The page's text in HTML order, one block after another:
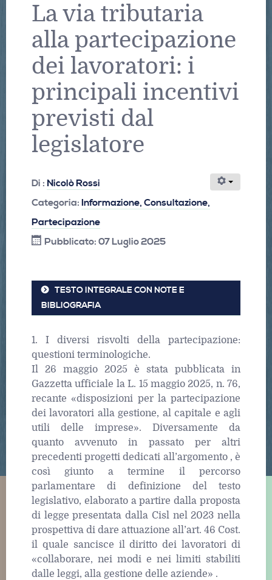
La via tributaria
alla partecipazione
dei lavoratori: i
principali incentivi
previsti dal
legislatore
Di : Nicolò Rossi
Categoria: Informazione, Consultazione,
Partecipazione
Pubblicato: 07 Luglio 2025
TESTO INTEGRALE CON NOTE E
BIBLIOGRAFIA
1. I diversi risvolti della partecipazione:
questioni terminologiche.
Il 26 maggio 2025 è stata pubblicata in
Gazzetta ufficiale la L. 15 maggio 2025, n. 76,
recante «disposizioni per la partecipazione
dei lavoratori alla gestione, al capitale e agli
utili delle imprese». Diversamente da
quanto avvenuto in passato per altri
precedenti progetti dedicati all’argomento , è
così giunto a termine il percorso
parlamentare di definizione del testo
legislativo, elaborato a partire dalla proposta
di legge presentata dalla Cisl nel 2023 nella
prospettiva di dare attuazione all’art. 46 Cost.
il quale sancisce il diritto dei lavoratori di
«collaborare, nei modi e nei limiti stabiliti
dalle leggi, alla gestione delle aziende» .